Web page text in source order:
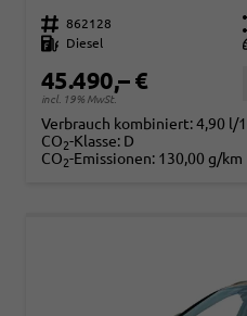
Fahrzeugnr. 862128
Kraftstoff
Diesel
45.490,– €
incl. 19% MwSt.
Verbrauch kombiniert:4,90 l/
CO2-Klasse: D
CO2-Emissionen: 130,00 g/km